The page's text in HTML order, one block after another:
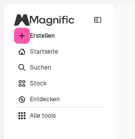
Erstellen
Startseite
Suchen
Stock
Entdecken
Alle tools